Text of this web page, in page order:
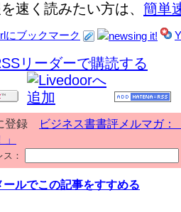
速く読みたい方は、 簡単
リーダーで購読する
登録
ビジネス書書評メルマガ：
：
ールでこの記事をすすめる